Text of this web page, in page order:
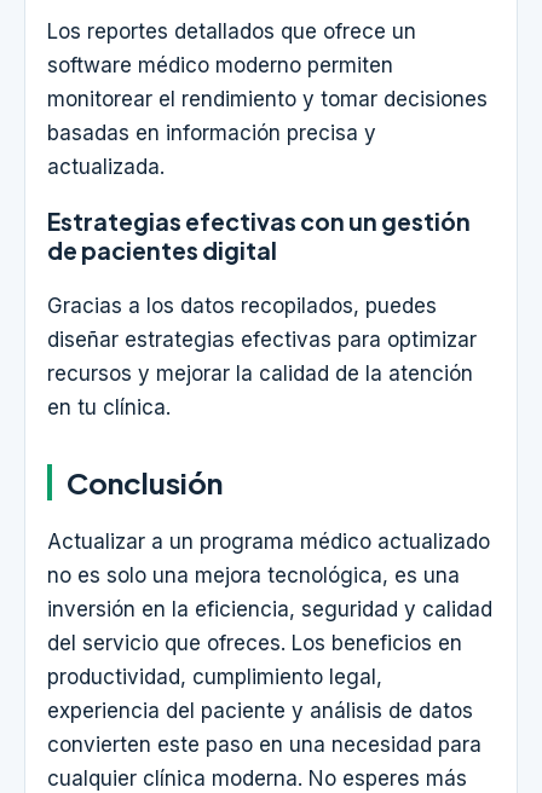
Los reportes detallados que ofrece un
software médico moderno permiten
monitorear el rendimiento y tomar decisiones
basadas en información precisa y
actualizada.
Estrategias efectivas con un gestión
de pacientes digital
Gracias a los datos recopilados, puedes
diseñar estrategias efectivas para optimizar
recursos y mejorar la calidad de la atención
en tu clínica.
Conclusión
Actualizar a un programa médico actualizado
no es solo una mejora tecnológica, es una
inversión en la eficiencia, seguridad y calidad
del servicio que ofreces. Los beneficios en
productividad, cumplimiento legal,
experiencia del paciente y análisis de datos
convierten este paso en una necesidad para
cualquier clínica moderna. No esperes más